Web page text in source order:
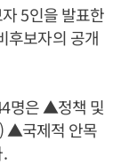
5인을 발표한
후보자의 공개
명은 ▲정책 및
▲국제적 안목